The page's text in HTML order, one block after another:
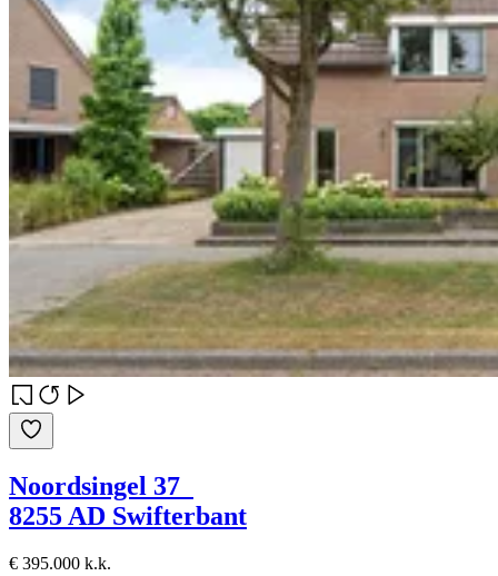
Noordsingel 37
8255 AD Swifterbant
€ 395.000 k.k.